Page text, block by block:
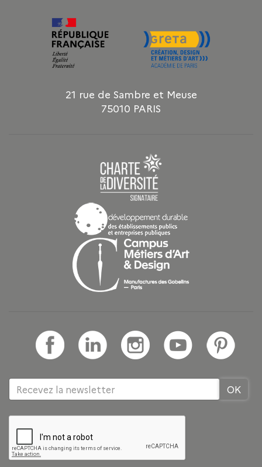
21 rue de Sambre et Meuse
75010 PARIS